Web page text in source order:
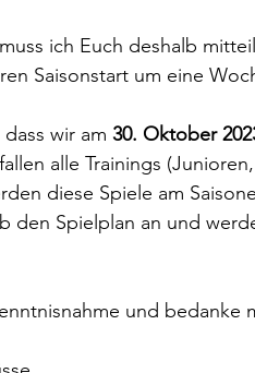
ich Euch deshalb
Saisonstart um eine
wir am 30. Oktober
alle Trainings
diese Spiele am
den Spielplan an und
und bedanke